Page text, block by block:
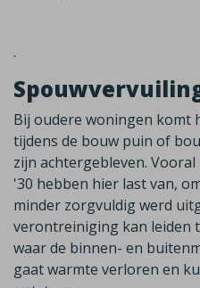
.
Bij oudere woningen komt
tijdens de bouw puin of
zijn achtergebleven.
'30 hebben hier last van,
minder zorgvuldig werd
verontreiniging kan leiden
waar de binnen- en
gaat warmte verloren en